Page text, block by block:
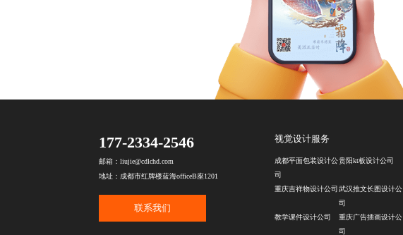
177-2334-2546
邮箱：liujie@cdlchd.com
地址：成都市红牌楼蓝海officeB座1201
联系我们
视觉设计服务
成都平面包装设计公
司
贵阳kt板设计公司
重庆吉祥物设计公司 武汉推文长图设计公
司
教学课件设计公司
重庆广告插画设计公
司